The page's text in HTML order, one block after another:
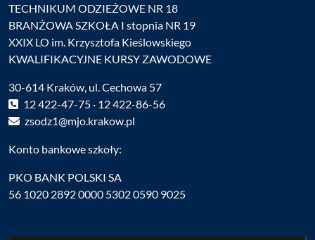
TECHNIKUM ODZIEŻOWE NR 18
BRANŻOWA SZKOŁA I stopnia NR 19
XXIX LO im. Krzysztofa Kieślowskiego
KWALIFIKACYJNE KURSY ZAWODOWE
30-614 Kraków, ul. Cechowa 57
12 422-47-75 · 12 422-86-56
zsodz1@mjo.krakow.pl
Konto bankowe szkoły:
PKO BANK POLSKI SA
56 1020 2892 0000 5302 0590 9025